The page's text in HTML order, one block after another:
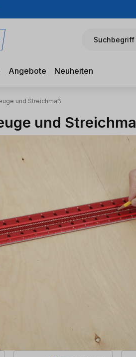
Suchbegriff
Angebote Neuheiten
und Streichmaß
und